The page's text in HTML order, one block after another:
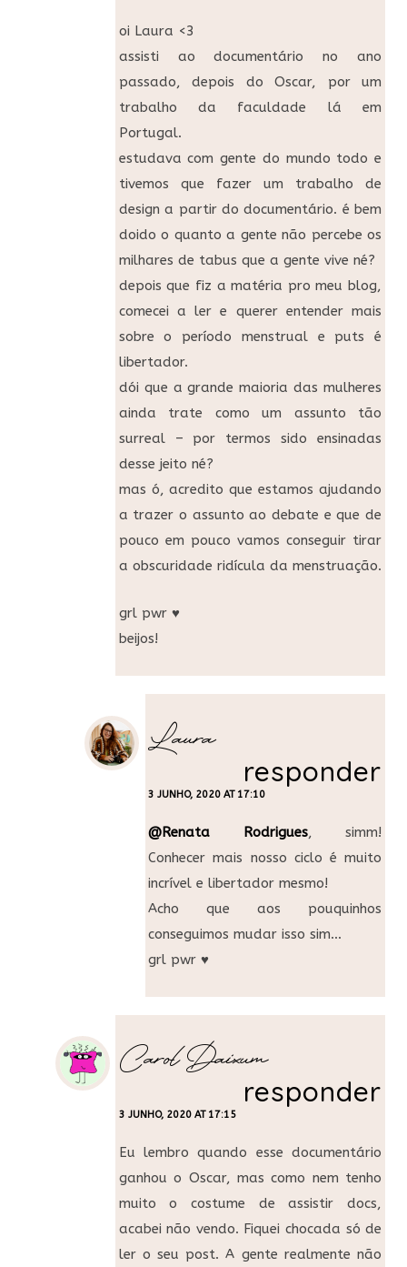
oi Laura <3
assisti ao documentário no ano
passado, depois do Oscar, por um
trabalho da faculdade lá em
Portugal.
estudava com gente do mundo todo e
tivemos que fazer um trabalho de
design a partir do documentário. é bem
doido o quanto a gente não percebe os
milhares de tabus que a gente vive né?
depois que fiz a matéria pro meu blog,
comecei a ler e querer entender mais
sobre o período menstrual e puts é
libertador.
dói que a grande maioria das mulheres
ainda trate como um assunto tão
surreal – por termos sido ensinadas
desse jeito né?
mas ó, acredito que estamos ajudando
a trazer o assunto ao debate e que de
pouco em pouco vamos conseguir tirar
a obscuridade ridícula da menstruação.
grl pwr ♥
beijos!
Laura
3 JUNHO, 2020 AT 17:10
responder
@Renata Rodrigues, simm!
Conhecer mais nosso ciclo é muito
incrível e libertador mesmo!
Acho que aos pouquinhos
conseguimos mudar isso sim…
grl pwr ♥
Carol Daixum
3 JUNHO, 2020 AT 17:15
responder
Eu lembro quando esse documentário
ganhou o Oscar, mas como nem tenho
muito o costume de assistir docs,
acabei não vendo. Fiquei chocada só de
ler o seu post. A gente realmente não